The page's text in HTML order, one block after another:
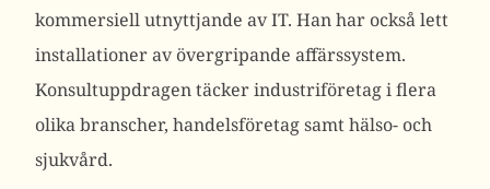
kommersiell utnyttjande av IT. Han har också lett
installationer av övergripande affärssystem.
Konsultuppdragen täcker industriföretag i flera
olika branscher, handelsföretag samt hälso- och
sjukvård.